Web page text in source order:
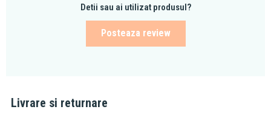
Detii sau ai utilizat produsul?
Posteaza review
Livrare si returnare